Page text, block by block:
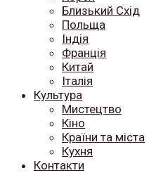
Близький Схід
Польща
Індія
Франція
Китай
Італія
Культура
Мистецтво
Кіно
Країни та міста
Кухня
Контакти